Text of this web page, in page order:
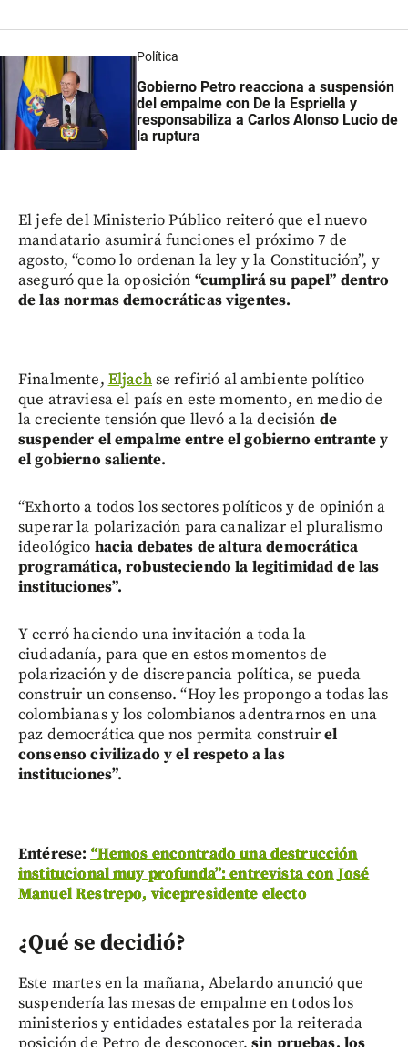
Política
Gobierno Petro reacciona a suspensión
del empalme con De la Espriella y
responsabiliza a Carlos Alonso Lucio de
la ruptura
El jefe del Ministerio Público reiteró que el nuevo
mandatario asumirá funciones el próximo 7 de
agosto, “como lo ordenan la ley y la Constitución”, y
aseguró que la oposición “cumplirá su papel” dentro
de las normas democráticas vigentes.
Finalmente, Eljachse refirió al ambiente político
que atraviesa el país en este momento, en medio de
la creciente tensión que llevó a la decisión de
suspender el empalme entre el gobierno entrante y
el gobierno saliente.
“Exhorto a todos los sectores políticos y de opinión a
superar la polarización para canalizar el pluralismo
ideológico hacia debates de altura democrática
programática, robusteciendo la legitimidad de las
instituciones”.
Y cerró haciendo una invitación a toda la
ciudadanía, para que en estos momentos de
polarización y de discrepancia política, se pueda
construir un consenso. “Hoy les propongo a todas las
colombianas y los colombianos adentrarnos en una
paz democrática que nos permita construirel
consenso civilizado y el respeto a las
instituciones”.
Entérese: “Hemos encontrado una destrucción
institucional muy profunda”: entrevista con José
Manuel Restrepo, vicepresidente electo
¿Qué se decidió?
Este martes en la mañana, Abelardo anunció que
suspendería las mesas de empalme en todos los
ministerios y entidades estatales por la reiterada